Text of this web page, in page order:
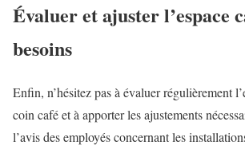
Évaluer et ajuster l’espace
besoins
Enfin, n’hésitez pas à évaluer régulièrement
coin café et à apporter les ajustements
l’avis des employés concernant les